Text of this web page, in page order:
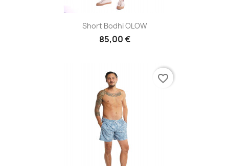
Short Bodhi OLOW
85,00 €
favorite_border